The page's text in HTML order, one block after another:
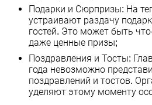
Подарки и Сюрпризы: На
устраивают раздачу
гостей. Это может быть
даже ценные призы;
Поздравления и Тосты:
года невозможно
поздравлений и тостов.
уделяют этому моменту